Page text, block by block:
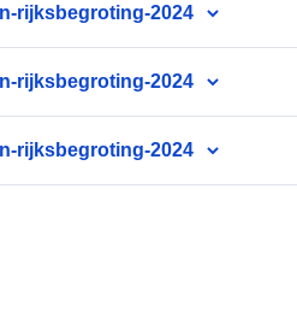
rijksbegroting-2024
rijksbegroting-2024
rijksbegroting-2024